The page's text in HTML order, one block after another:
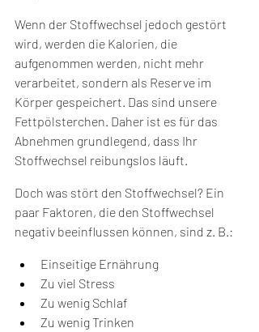
Wenn der Stoffwechsel jedoch gestört
wird, werden die Kalorien, die
aufgenommen werden, nicht mehr
verarbeitet, sondern als Reserve im
Körper gespeichert. Das sind unsere
Fettpölsterchen. Daher ist es für das
Abnehmen grundlegend, dass Ihr
Stoffwechsel reibungslos läuft.
Doch was stört den Stoffwechsel? Ein
paar Faktoren, die den Stoffwechsel
negativ beeinflussen können, sind z. B.:
Einseitige Ernährung
Zu viel Stress
Zu wenig Schlaf
Zu wenig Trinken